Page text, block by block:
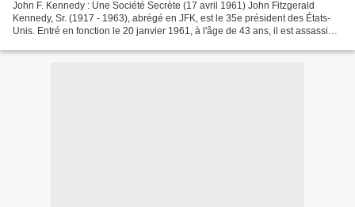
John F. Kennedy : Une Société Secrète (17 avril 1961) John Fitzgerald
Kennedy, Sr. (1917 - 1963), abrégé en JFK, est le 35e président des États-
Unis. Entré en fonction le 20 janvier 1961, à l'âge de 43 ans, il est assassiné